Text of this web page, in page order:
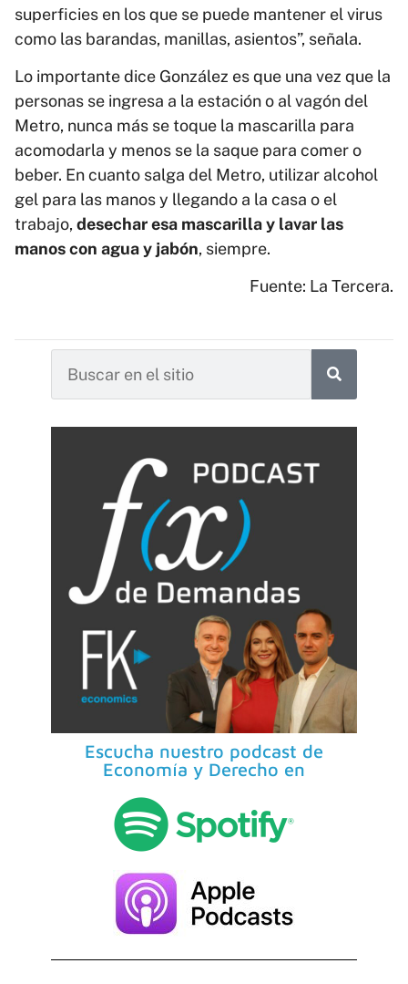
superficies en los que se puede mantener el virus
como las barandas, manillas, asientos”, señala.
Lo importante dice González es que una vez que la
personas se ingresa a la estación o al vagón del
Metro, nunca más se toque la mascarilla para
acomodarla y menos se la saque para comer o
beber. En cuanto salga del Metro, utilizar alcohol
gel para las manos y llegando a la casa o el
trabajo, desechar esa mascarilla y lavar las
manos con agua y jabón, siempre.
Fuente: La Tercera.
Escucha nuestro podcast de
Economía y Derecho en